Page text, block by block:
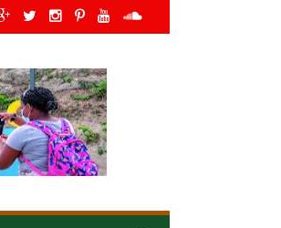
»IDOPPRIL orienta a asistentes en Expo Vega 2026